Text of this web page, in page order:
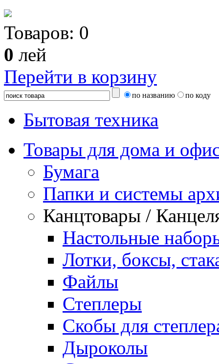
Товаров: 0
0 лей
Перейти в корзину
по названию по коду
Бытовая техника
Товары для дома и
Бумага
Папки и системы
Канцтовары /
Настольные
Лотки, боксы,
Файлы
Степлеры
Скобы для
Дыроколы